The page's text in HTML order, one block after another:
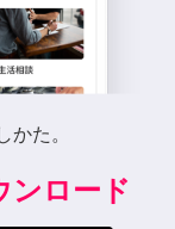
かた。
ンロード